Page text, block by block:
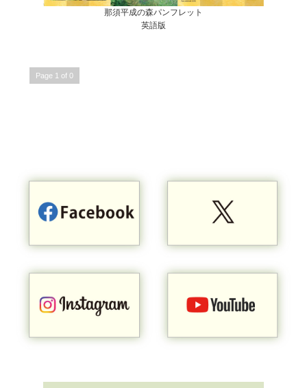
那須平成の森パンフレット
英語版
Page 1 of 0